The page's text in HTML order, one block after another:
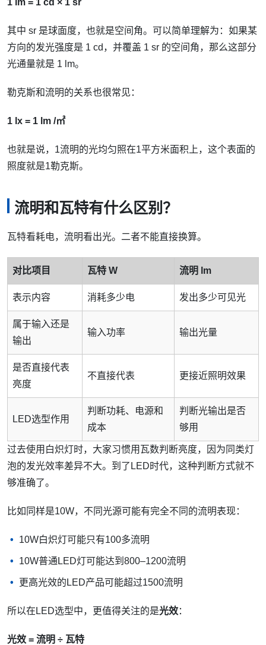
其中 sr 是球面度，也就是空间角。可以简单理解为：如果某
方向的发光强度是 1 cd，并覆盖 1 sr 的空间角，那么这部分
光通量就是 1 lm。
勒克斯和流明的关系也很常见：
1 lx = 1 lm /㎡
也就是说，1流明的光均匀照在1平方米面积上，这个表面的
照度就是1勒克斯。
流明和瓦特有什么区别？
瓦特看耗电，流明看出光。二者不能直接换算。
对比项目 瓦特 W 流明 lm
表示内容 消耗多少电 发出多少可见光
属于输入还是
输出
输入功率 输出光量
是否直接代表
亮度
不直接代表 更接近照明效果
LED选型作用
判断功耗、电源和
成本
判断光输出是否
够用
过去使用白炽灯时，大家习惯用瓦数判断亮度，因为同类灯
泡的发光效率差异不大。到了LED时代，这种判断方式就不
够准确了。
比如同样是10W，不同光源可能有完全不同的流明表现：
10W白炽灯可能只有100多流明
10W普通LED灯可能达到800–1200流明
更高光效的LED产品可能超过1500流明
所以在LED选型中，更值得关注的是光效：
光效 = 流明 ÷ 瓦特